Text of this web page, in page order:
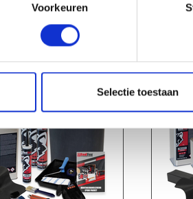
Voorkeuren
Selectie toestaan
HANDIG OM ER BIJ